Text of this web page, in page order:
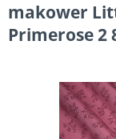
makower
Primerose 2